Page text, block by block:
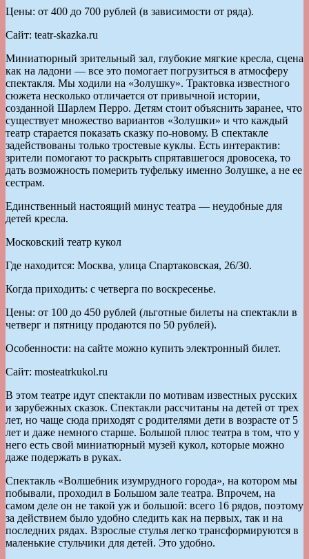
Цены: от 400 до 700 рублей (в зависимости от ряда).
Сайт: teatr-skazka.ru
Миниатюрный зрительный зал, глубокие мягкие кресла, сцена
как на ладони — все это помогает погрузиться в атмосферу
спектакля. Мы ходили на «Золушку». Трактовка известного
сюжета несколько отличается от привычной истории,
созданной Шарлем Перро. Детям стоит объяснить заранее, что
существует множество вариантов «Золушки» и что каждый
театр старается показать сказку по-новому. В спектакле
задействованы только тростевые куклы. Есть интерактив:
зрители помогают то раскрыть спрятавшегося дровосека, то
дать возможность померить туфельку именно Золушке, а не ее
сестрам.
Единственный настоящий минус театра — неудобные для
детей кресла.
Московский театр кукол
Где находится: Москва, улица Спартаковская, 26/30.
Когда приходить: с четверга по воскресенье.
Цены: от 100 до 450 рублей (льготные билеты на спектакли в
четверг и пятницу продаются по 50 рублей).
Особенности: на сайте можно купить электронный билет.
Сайт: mosteatrkukol.ru
В этом театре идут спектакли по мотивам известных русских
и зарубежных сказок. Спектакли рассчитаны на детей от трех
лет, но чаще сюда приходят с родителями дети в возрасте от 5
лет и даже немного старше. Большой плюс театра в том, что у
него есть свой миниатюрный музей кукол, которые можно
даже подержать в руках.
Спектакль «Волшебник изумрудного города», на котором мы
побывали, проходил в Большом зале театра. Впрочем, на
самом деле он не такой уж и большой: всего 16 рядов, поэтому
за действием было удобно следить как на первых, так и на
последних рядах. Взрослые стулья легко трансформируются в
маленькие стульчики для детей. Это удобно.